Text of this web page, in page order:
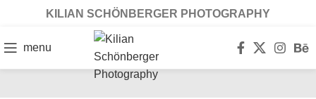
KILIAN SCHÖNBERGER PHOTOGRAPHY
menu